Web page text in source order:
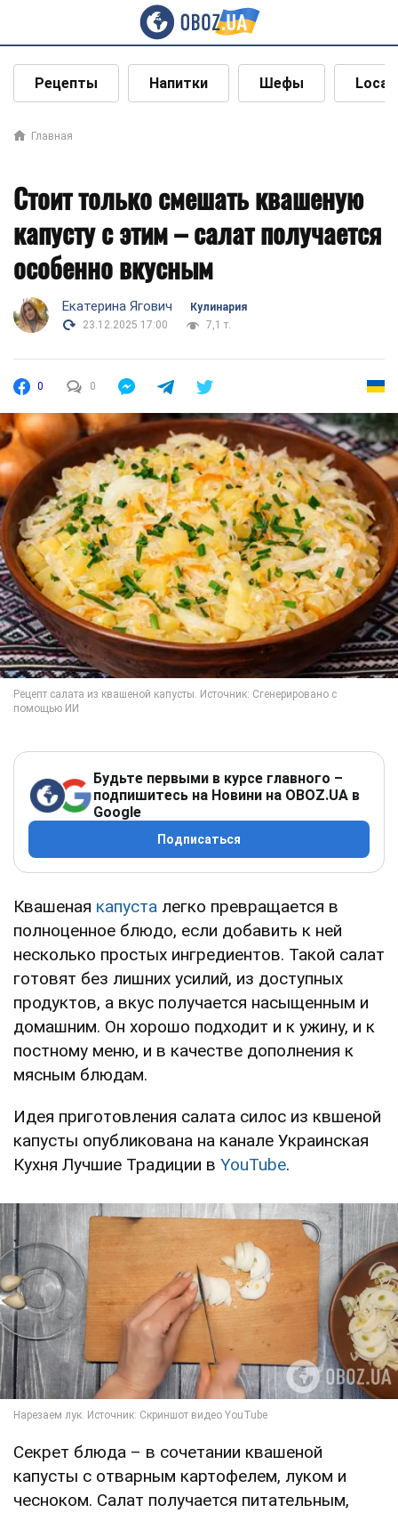
Рецепты Напитки Шефы Local
Главная
Стоит только смешать квашеную
капусту с этим – салат получается
особенно вкусным
Екатерина Ягович
Кулинария
23.12.2025 17:00
7,1 т.
0 0
Будьте первыми в курсе главного –
подпишитесь на Новини на OBOZ.UA в
Google
Подписаться
Квашеная капуста легко превращается в
полноценное блюдо, если добавить к ней
несколько простых ингредиентов. Такой салат
готовят без лишних усилий, из доступных
продуктов, а вкус получается насыщенным и
домашним. Он хорошо подходит и к ужину, и к
постному меню, и в качестве дополнения к
мясным блюдам.
Идея приготовления салата силос из квшеной
капусты опубликована на канале Украинская
Кухня Лучшие Традиции в YouTube.
Секрет блюда – в сочетании квашеной
капусты с отварным картофелем, луком и
чесноком. Салат получается питательным,